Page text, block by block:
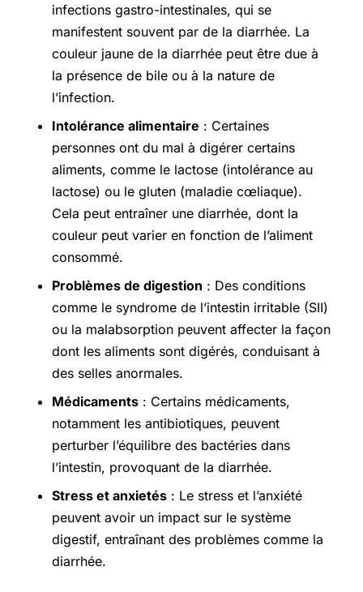
infections gastro-intestinales, qui se
manifestent souvent par de la diarrhée. La
couleur jaune de la diarrhée peut être due à
la présence de bile ou à la nature de
l’infection.
Intolérance alimentaire : Certaines
personnes ont du mal à digérer certains
aliments, comme le lactose (intolérance au
lactose) ou le gluten (maladie cœliaque).
Cela peut entraîner une diarrhée, dont la
couleur peut varier en fonction de l’aliment
consommé.
Problèmes de digestion : Des conditions
comme le syndrome de l’intestin irritable (SII)
ou la malabsorption peuvent affecter la façon
dont les aliments sont digérés, conduisant à
des selles anormales.
Médicaments : Certains médicaments,
notamment les antibiotiques, peuvent
perturber l’équilibre des bactéries dans
l’intestin, provoquant de la diarrhée.
Stress et anxietés : Le stress et l’anxiété
peuvent avoir un impact sur le système
digestif, entraînant des problèmes comme la
diarrhée.